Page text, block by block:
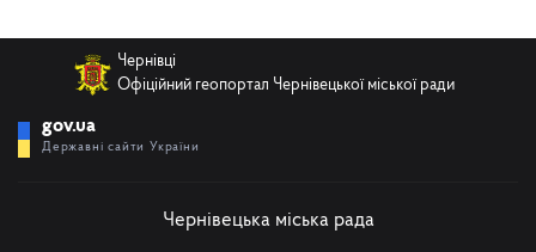
Чернівці
Офіційний геопортал Чернівецької міської ради
gov.ua
Державні сайти України
Чернівецька міська рада